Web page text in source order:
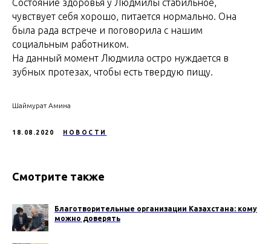
Состояние здоровья у Людмилы стабильное,
чувствует себя хорошо, питается нормально. Она
была рада встрече и поговорила с нашим
социальным работником.
На данный момент Людмила остро нуждается в
зубных протезах, чтобы есть твердую пищу.
Шаймурат Амина
18.08.2020 НОВОСТИ
Смотрите также
Благотворительные организации Казахстана: кому
можно доверять